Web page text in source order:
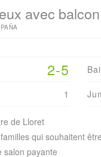
avec
2-5
1
de Lloret
qui souhaitent
salon payante